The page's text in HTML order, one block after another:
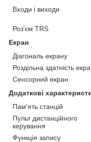
Входи і виходи
Роз'єм TRS
Екран
Діагональ екрану
Роздільна здатність
Сенсорний екран
Додаткові
Пам'ять станцій
Пульт дистанційного
керування
Функція запису